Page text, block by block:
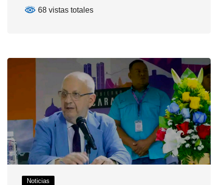
68 vistas totales
Noticias